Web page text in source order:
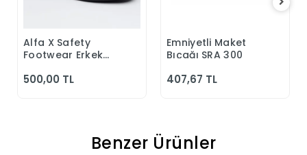
Sepete Ekle
Alfa X Safety
Footwear Erkek
Klasik Ayakkabı
500,00 TL
Sepete Ekle
Emniyetli Maket
Bıçağı SRA 300
407,67 TL
Benzer Ürünler